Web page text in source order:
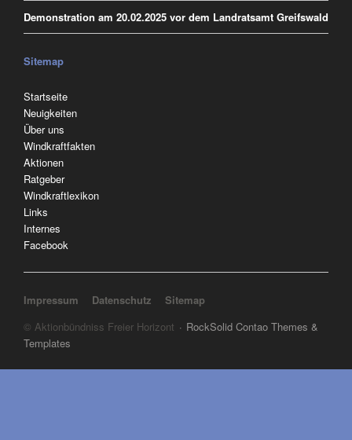
Demonstration am 20.02.2025 vor dem Landratsamt Greifswald
Sitemap
Navigation
überspringen
Startseite
Neuigkeiten
Über uns
Windkraftfakten
Aktionen
Ratgeber
Windkraftlexikon
Links
Internes
Facebook
Navigation überspringen
Impressum Datenschutz
Sitemap
© Aktionbündniss Freier Horizont
RockSolid Contao Themes &
Templates